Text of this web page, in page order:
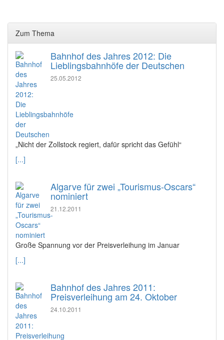
Zum Thema
Bahnhof des Jahres 2012: Die
Lieblingsbahnhöfe der Deutschen
25.05.2012
„Nicht der Zollstock regiert, dafür spricht das Gefühl“
[...]
Algarve für zwei „Tourismus-Oscars“
nominiert
21.12.2011
Große Spannung vor der Preisverleihung im Januar
[...]
Bahnhof des Jahres 2011:
Preisverleihung am 24. Oktober
24.10.2011